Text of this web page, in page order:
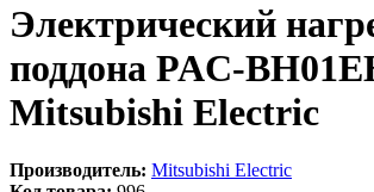
Электрический
поддона PAC-
Mitsubishi Electric
Производитель: Mitsubishi Electric